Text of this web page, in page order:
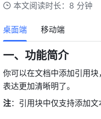
本文阅读时长：8 分钟
桌面端 移动端
一、功能简介
你可以在文档中添加引用块
表达更加清晰明了。
注：引用块中仅支持添加